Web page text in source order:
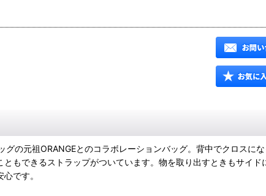
グの元祖ORANGEとのコラボレーションバッグ。背中でクロス
もできるストラップがついています。物を取り出すときもサイ
です。